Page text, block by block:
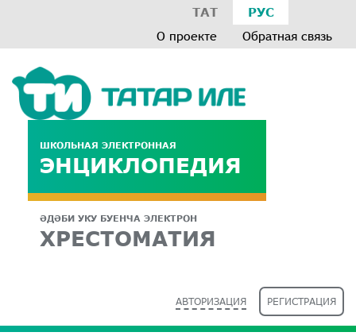
ТАТ РУС
О проекте Обратная связь
ШКОЛЬНАЯ ЭЛЕКТРОННАЯ
ЭНЦИКЛОПЕДИЯ
ӘДӘБИ УКУ БУЕНЧА ЭЛЕКТРОН
ХРЕСТОМАТИЯ
АВТОРИЗАЦИЯ РЕГИСТРАЦИЯ